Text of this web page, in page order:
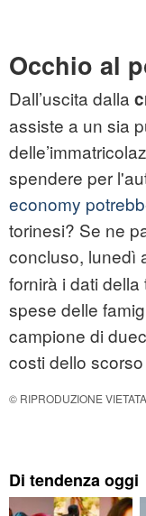
Occhio al
Dall’uscita dalla
assiste a un sia
spendere per
economy
torinesi? Se ne
concluso, lunedì
fornirà i dati
spese delle
campione di
costi dello
© RIPRODUZIONE VIETATA
Di tendenza oggi